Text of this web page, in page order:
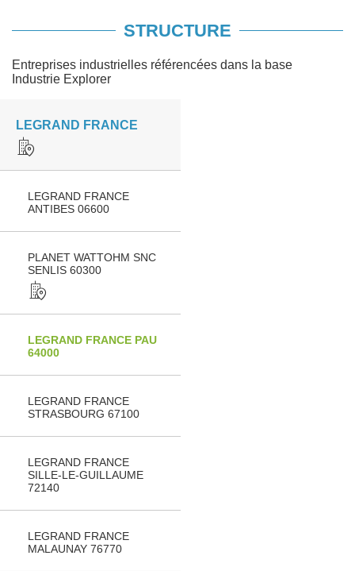
STRUCTURE
Entreprises industrielles référencées dans la base
Industrie Explorer
LEGRAND FRANCE
LEGRAND FRANCE
ANTIBES 06600
PLANET WATTOHM SNC
SENLIS 60300
LEGRAND FRANCE PAU
64000
LEGRAND FRANCE
STRASBOURG 67100
LEGRAND FRANCE
SILLE-LE-GUILLAUME
72140
LEGRAND FRANCE
MALAUNAY 76770